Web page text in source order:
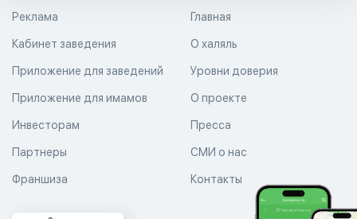
Главная
О халяль
Уровни доверия
Реклама
Кабинет заведения
Приложение для заведений
Приложение для имамов О проекте
Пресса
СМИ о нас
Контакты
Инвесторам
Партнеры
Франшиза